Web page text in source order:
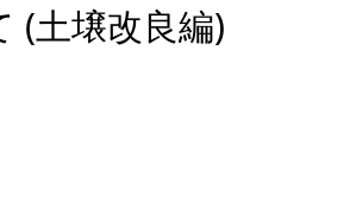
(土壌改良編)